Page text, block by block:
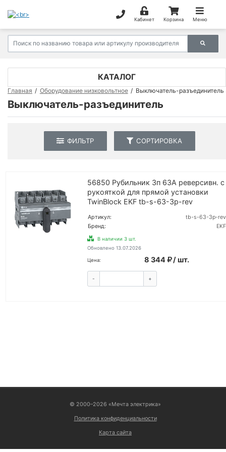
Кабинет Корзина Меню
Главная Оборудование низковольтное Выключатель-разъединитель
Выключатель-разъединитель
ФИЛЬТР СОРТИРОВКА
56850 Рубильник 3п 63А реверсивн. с
рукояткой для прямой установки
TwinBlock EKF tb-s-63-3p-rev
Артикул:
tb-s-63-3p-rev
Бренд:
EKF
В наличии 3 шт.
Обновлено 13.07.2026
Цена: 8 344 / шт.
- +
КАТАЛОГ
© 2000–2026 «Мечта электрика»
Политика конфиденциальности
Карта сайта